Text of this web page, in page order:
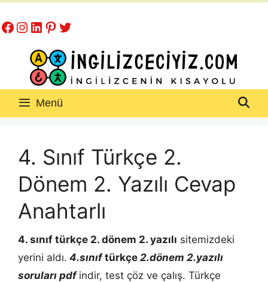
atla
Facebook
Instagram
LinkedIn
Pinterest
Twitter
Menü
4. Sınıf Türkçe 2.
Dönem 2. Yazılı Cevap
Anahtarlı
4. sınıf türkçe 2. dönem 2. yazılı sitemizdeki
yerini aldı. 4.sınıftürkçe 2.dönem 2.yazılı
soruları pdf indir, test çöz ve çalış. Türkçe